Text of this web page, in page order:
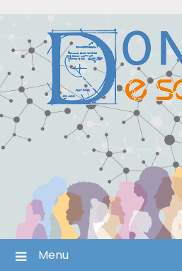
content
Menu